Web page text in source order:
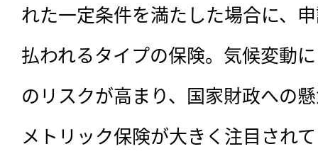
れた一定条件を満たした場合に、
払われるタイプの保険。気候変動
のリスクが高まり、国家財政への
メトリック保険が大きく注目され